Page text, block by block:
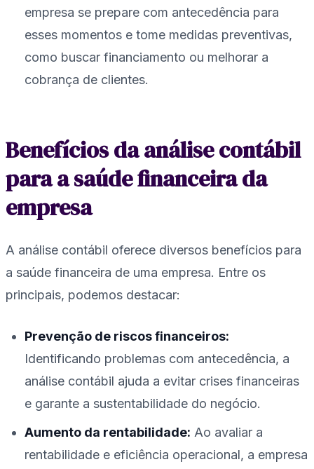
empresa se prepare com antecedência para
esses momentos e tome medidas preventivas,
como buscar financiamento ou melhorar a
cobrança de clientes.
Benefícios da análise contábil
para a saúde financeira da
empresa
A análise contábil oferece diversos benefícios para
a saúde financeira de uma empresa. Entre os
principais, podemos destacar:
Prevenção de riscos financeiros:
Identificando problemas com antecedência, a
análise contábil ajuda a evitar crises financeiras
e garante a sustentabilidade do negócio.
Aumento da rentabilidade: Ao avaliar a
rentabilidade e eficiência operacional, a empresa